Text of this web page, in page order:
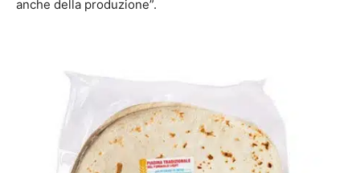
anche della produzione”.